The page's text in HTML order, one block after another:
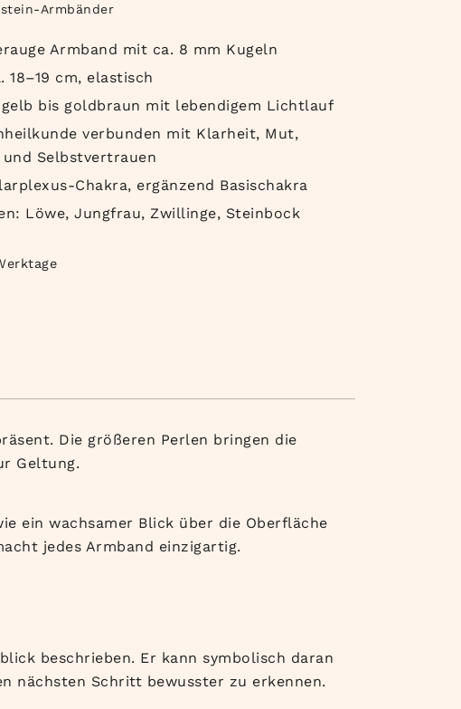
Armbänder
Armband mit ca. 8 mm Kugeln
18–19 cm, elastisch
bis goldbraun mit lebendigem Lichtlauf
verbunden mit Klarheit, Mut,
Selbstvertrauen
Chakra, ergänzend Basischakra
Löwe, Jungfrau, Zwillinge, Steinbock
Die größeren Perlen bringen die
Geltung.
ein wachsamer Blick über die Oberfläche
jedes Armband einzigartig.
beschrieben. Er kann symbolisch daran
nächsten Schritt bewusster zu erkennen.